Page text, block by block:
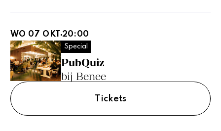
PubQuiz
bij Benee
Special
Tickets
WO 07 OKT 20:00